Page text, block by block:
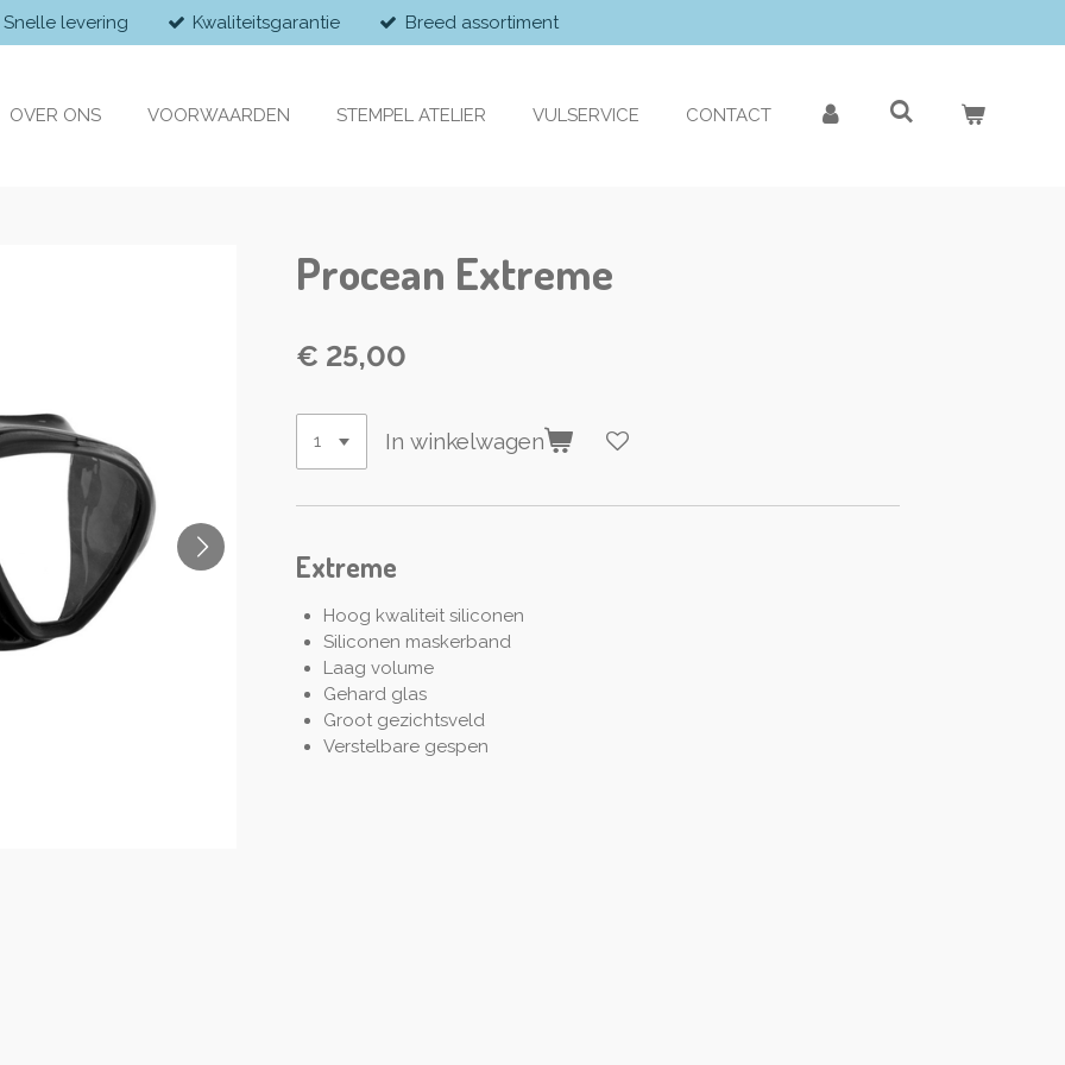
Snelle levering Kwaliteitsgarantie Breed assortiment
OVER ONS VOORWAARDEN STEMPEL ATELIER VULSERVICE CONTACT
Procean Extreme
€ 25,00
In winkelwagen
Extreme
Hoog kwaliteit siliconen
Siliconen maskerband
Laag volume
Gehard glas
Groot gezichtsveld
Verstelbare gespen